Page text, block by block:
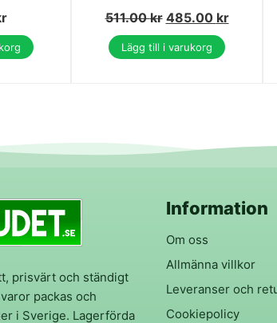
511.00kr 485.00 kr
Lägg till i varukorg
prisvärt och ständigt
packas och
i Sverige. Lagerförda
Information
Om oss
Allmänna villkor
Leveranser och
Cookiepolicy